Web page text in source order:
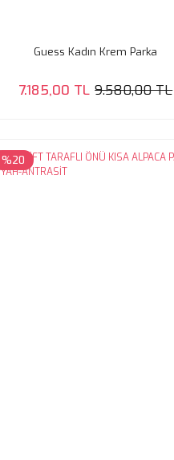
Guess Kadın Krem Parka
7.185,00 TL 9.580,00 TL
%20